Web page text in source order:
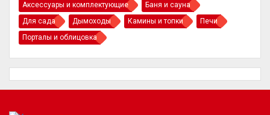
Аксессуары и комплектующие
Баня и сауна
Для сада
Дымоходы Камины и топки
Печи
Порталы и облицовка